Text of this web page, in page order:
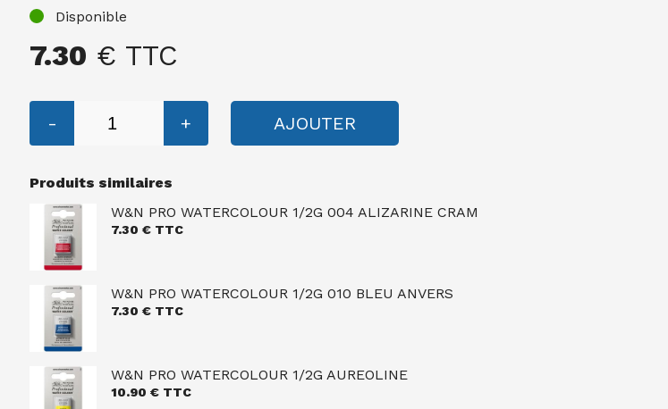
Disponible
7.30 € TTC
- + AJOUTER
Produits similaires
W&N PRO WATERCOLOUR 1/2G 004 ALIZARINE CRAM
7.30 € TTC
W&N PRO WATERCOLOUR 1/2G 010 BLEU ANVERS
7.30 € TTC
W&N PRO WATERCOLOUR 1/2G AUREOLINE
10.90 € TTC